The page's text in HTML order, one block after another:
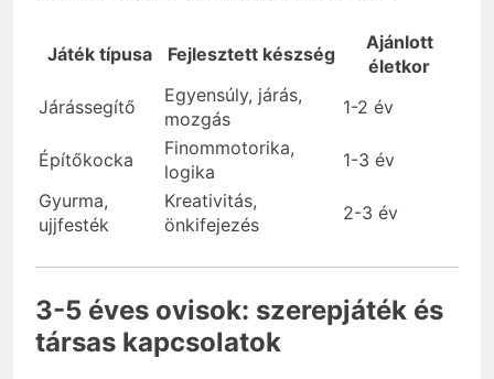
Játék típusa Fejlesztett készség
Ajánlott
életkor
Járássegítő
Egyensúly, járás,
mozgás
1-2 év
Építőkocka
Finommotorika,
logika
1-3 év
Gyurma,
ujjfesték
Kreativitás,
önkifejezés
2-3 év
3-5 éves ovisok: szerepjáték és
társas kapcsolatok